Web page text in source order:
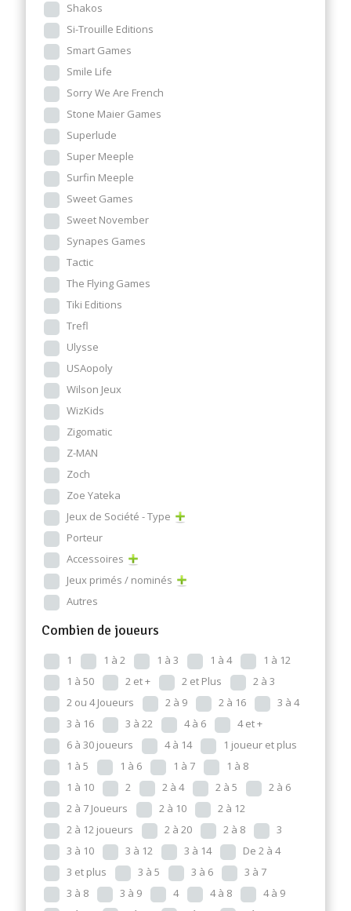
Shakos
Si-Trouille Editions
Smart Games
Smile Life
Sorry We Are French
Stone Maier Games
Superlude
Super Meeple
Surfin Meeple
Sweet Games
Sweet November
Synapes Games
Tactic
The Flying Games
Tiki Editions
Trefl
Ulysse
USAopoly
Wilson Jeux
WizKids
Zigomatic
Z-MAN
Zoch
Zoe Yateka
Jeux de Société - Type
Porteur
Accessoires
Jeux primés / nominés
Autres
Combien de joueurs
1 1 à 2 1 à 3 1 à 4
1 à 12
1 à 50
2 et + 2 et Plus
2 à 3
2 ou 4 Joueurs
2 à 9 2 à 16
3 à 4
3 à 16
3 à 22 4 à 6
4 et +
6 à 30 joueurs
4 à 14
1 joueur et plus
1 à 5
1 à 6 1 à 7
1 à 8
1 à 10
2 2 à 4 2 à 5
2 à 6
2 à 7 Joueurs
2 à 10
2 à 12
2 à 12 joueurs
2 à 20 2 à 8
3
3 à 10
3 à 12 3 à 14
De 2 à 4
3 et plus
3 à 5 3 à 6
3 à 7
3 à 8
3 à 9 4 4 à 8
4 à 9